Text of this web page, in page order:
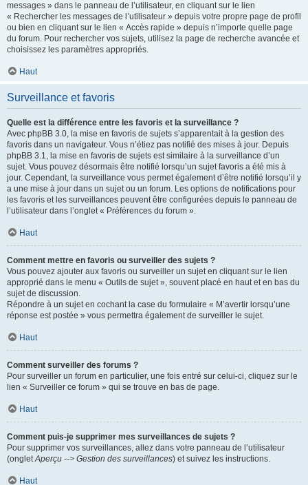
messages » dans le panneau de l’utilisateur, en cliquant sur le lien
« Rechercher les messages de l’utilisateur » depuis votre propre page de profil
ou bien en cliquant sur le lien « Accès rapide » depuis n’importe quelle page
du forum. Pour rechercher vos sujets, utilisez la page de recherche avancée et
choisissez les paramètres appropriés.
Haut
Surveillance et favoris
Quelle est la différence entre les favoris et la surveillance ?
Avec phpBB 3.0, la mise en favoris de sujets s’apparentait à la gestion des
favoris dans un navigateur. Vous n’étiez pas notifié des mises à jour. Depuis
phpBB 3.1, la mise en favoris de sujets est similaire à la surveillance d’un
sujet. Vous pouvez désormais être notifié lorsqu’un sujet favoris a été mis à
jour. Cependant, la surveillance vous permet également d’être notifié lorsqu’il y
a une mise à jour dans un sujet ou un forum. Les options de notifications pour
les favoris et les surveillances peuvent être configurées depuis le panneau de
l’utilisateur dans l’onglet « Préférences du forum ».
Haut
Comment mettre en favoris ou surveiller des sujets ?
Vous pouvez ajouter aux favoris ou surveiller un sujet en cliquant sur le lien
approprié dans le menu « Outils de sujet », souvent placé en haut et en bas du
sujet de discussion.
Répondre à un sujet en cochant la case du formulaire « M’avertir lorsqu’une
réponse est postée » vous permettra également de surveiller le sujet.
Haut
Comment surveiller des forums ?
Pour surveiller un forum en particulier, une fois entré sur celui-ci, cliquez sur le
lien « Surveiller ce forum » qui se trouve en bas de page.
Haut
Comment puis-je supprimer mes surveillances de sujets ?
Pour supprimer vos surveillances, allez dans votre panneau de l’utilisateur
(ongletAperçu --> Gestion des surveillances) et suivez les instructions.
Haut